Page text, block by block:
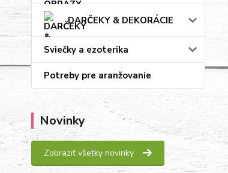
DARČEKY & DEKORÁCIE
Sviečky a ezoterika
Potreby pre aranžovanie
Novinky
Zobraziť všetky novinky